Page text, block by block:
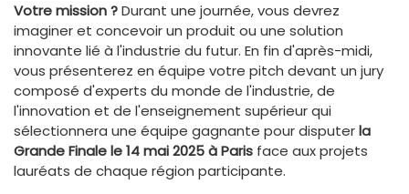
Votre mission ?Durant une journée, vous devrez
imaginer et concevoir un produit ou une solution
innovante lié à l'industrie du futur. En fin d'après-midi,
vous présenterez en équipe votre pitch devant un jury
composé d'experts du monde de l'industrie, de
l'innovation et de l'enseignement supérieur qui
sélectionnera une équipe gagnante pour disputerla
Grande Finale le 14 mai 2025 à Paris face aux projets
lauréats de chaque région participante.